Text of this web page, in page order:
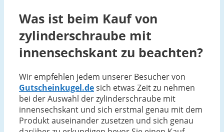
Was ist beim Kauf von
zylinderschraube mit
innensechskant zu beachten?
Wir empfehlen jedem unserer Besucher von
Gutscheinkugel.desich etwas Zeit zu nehmen
bei der Auswahl der zylinderschraube mit
innensechskant und sich erstmal genau mit dem
Produkt auseinander zusetzen und sich genau